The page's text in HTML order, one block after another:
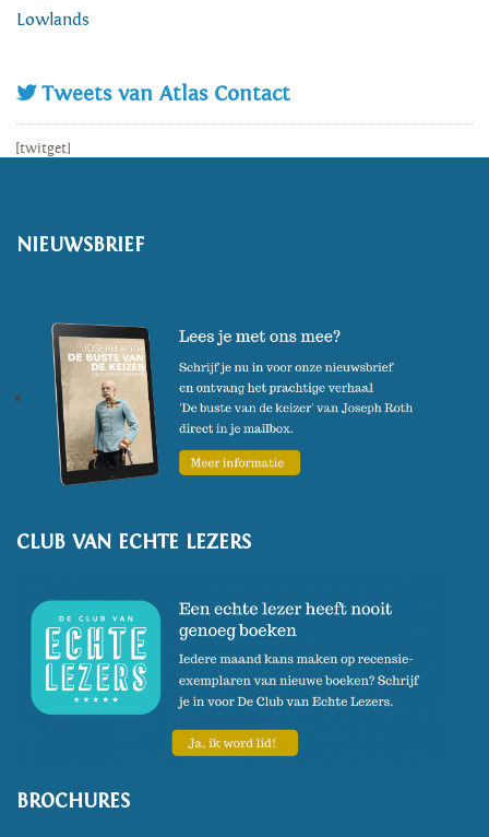
Lowlands
Tweets van Atlas Contact
[twitget]
NIEUWSBRIEF
CLUB VAN ECHTE LEZERS
BROCHURES